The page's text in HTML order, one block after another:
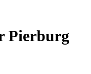
Pierburg